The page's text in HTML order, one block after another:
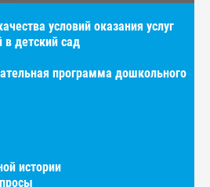
условий оказания услуг
в детский сад
программа дошкольного
истории